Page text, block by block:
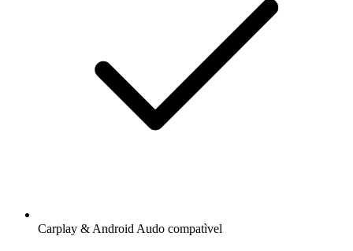
Carplay & Android Audo compatìvel